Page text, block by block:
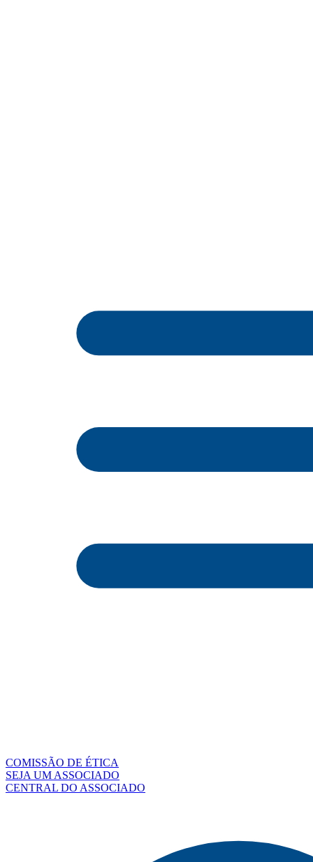
COMISSÃO DE ÉTICA
SEJA UM ASSOCIADO
CENTRAL DO ASSOCIADO